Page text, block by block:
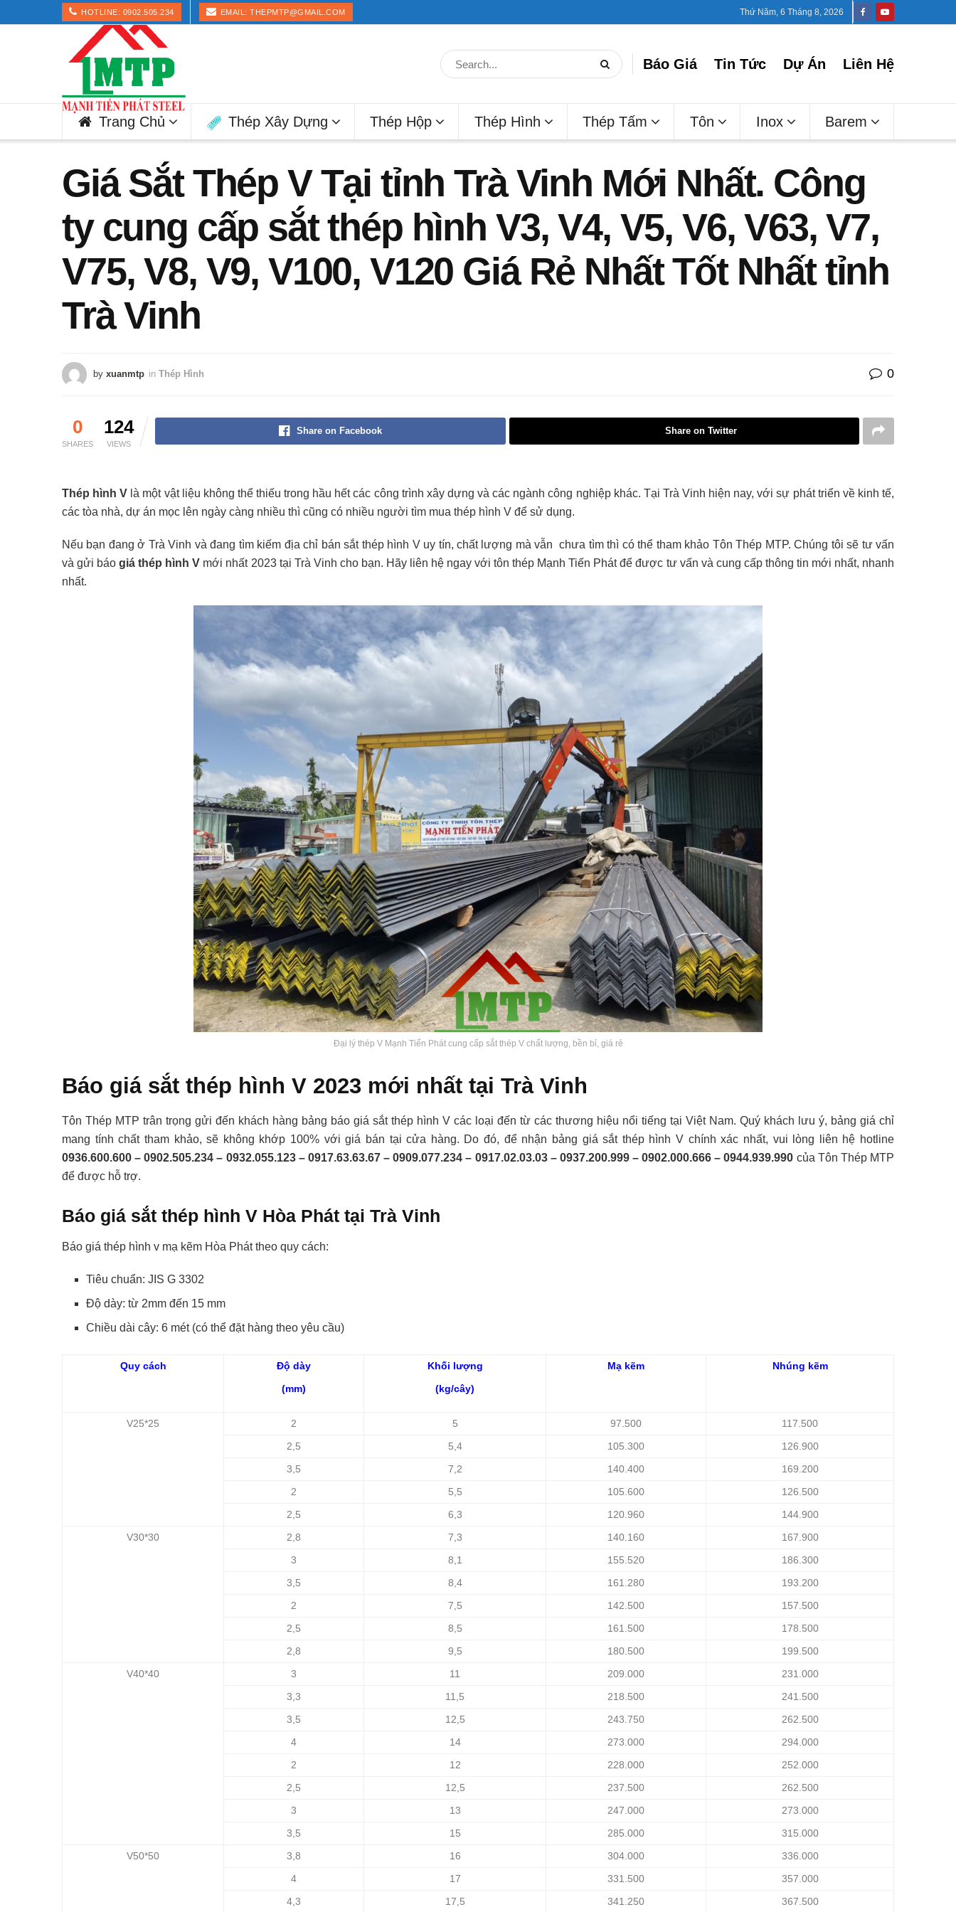
HOTLINE: 0902.505.234 EMAIL: THEPMTP@GMAIL.COM Thứ Năm, 6 Tháng 8, 2026
Báo Giá Tin Tức Dự Án Liên Hệ
Trang Chủ Thép Xây Dựng Thép Hộp Thép Hình Thép Tấm Tôn Inox Barem
Giá Sắt Thép V Tại tỉnh Trà Vinh Mới Nhất. Công
ty cung cấp sắt thép hình V3, V4, V5, V6, V63, V7,
V75, V8, V9, V100, V120 Giá Rẻ Nhất Tốt Nhất tỉnh
Trà Vinh
by xuanmtp in Thép Hình 0
0
SHARES
124
VIEWS
Share on Facebook Share on Twitter
Thép hình V là một vật liệu không thể thiếu trong hầu hết các công trình xây dựng và các ngành công nghiệp khác. Tại Trà Vinh hiện nay, với sự phát triển về kinh tế,
các tòa nhà, dự án mọc lên ngày càng nhiều thì cũng có nhiều người tìm mua thép hình V để sử dụng.
Nếu bạn đang ở Trà Vinh và đang tìm kiếm địa chỉ bán sắt thép hình V uy tín, chất lượng mà vẫn chưa tìm thì có thể tham khảo Tôn Thép MTP. Chúng tôi sẽ tư vấn
và gửi báogiá thép hình V mới nhất 2023 tại Trà Vinh cho bạn. Hãy liên hệ ngay với tôn thép Mạnh Tiến Phát để được tư vấn và cung cấp thông tin mới nhất, nhanh
nhất.
Đại lý thép V Mạnh Tiến Phát cung cấp sắt thép V chất lượng, bền bỉ, giá rẻ
Báo giá sắt thép hình V 2023 mới nhất tại Trà Vinh
Tôn Thép MTP trân trọng gửi đến khách hàng bảng báo giá sắt thép hình V các loại đến từ các thương hiệu nổi tiếng tại Việt Nam. Quý khách lưu ý, bảng giá chỉ
mang tính chất tham khảo, sẽ không khớp 100% với giá bán tại cửa hàng. Do đó, để nhận bảng giá sắt thép hình V chính xác nhất, vui lòng liên hệ hotline
0936.600.600 – 0902.505.234 – 0932.055.123 – 0917.63.63.67 – 0909.077.234 – 0917.02.03.03 – 0937.200.999 – 0902.000.666 – 0944.939.990 của Tôn Thép MTP
để được hỗ trợ.
Báo giá sắt thép hình V Hòa Phát tại Trà Vinh
Báo giá thép hình v mạ kẽm Hòa Phát theo quy cách:
Tiêu chuẩn: JIS G 3302
Độ dày: từ 2mm đến 15 mm
Chiều dài cây: 6 mét (có thể đặt hàng theo yêu cầu)
Quy cách Độ dày
(mm)
Khối lượng
(kg/cây)
Mạ kẽm Nhúng kẽm
V25*25 2 5 97.500 117.500
2,5 5,4 105.300 126.900
3,5 7,2 140.400 169.200
2 5,5 105.600 126.500
2,5 6,3 120.960 144.900
V30*30 2,8 7,3 140.160 167.900
3 8,1 155.520 186.300
3,5 8,4 161.280 193.200
2 7,5 142.500 157.500
2,5 8,5 161.500 178.500
2,8 9,5 180.500 199.500
V40*40 3 11 209.000 231.000
3,3 11,5 218.500 241.500
3,5 12,5 243.750 262.500
4 14 273.000 294.000
2 12 228.000 252.000
2,5 12,5 237.500 262.500
3 13 247.000 273.000
3,5 15 285.000 315.000
V50*50 3,8 16 304.000 336.000
4 17 331.500 357.000
4,3 17,5 341.250 367.500